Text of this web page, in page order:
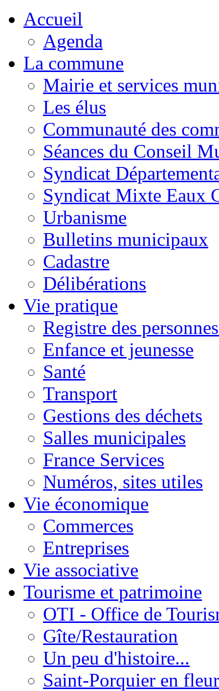
Accueil
Agenda
La commune
Mairie et services
Les élus
Communauté des
Séances du Conseil
Syndicat
Syndicat Mixte Eaux
Urbanisme
Bulletins municipaux
Cadastre
Délibérations
Vie pratique
Registre des
Enfance et jeunesse
Santé
Transport
Gestions des déchets
Salles municipales
France Services
Numéros, sites utiles
Vie économique
Commerces
Entreprises
Vie associative
Tourisme et patrimoine
OTI - Office de
Gîte/Restauration
Un peu d'histoire...
Saint-Porquier en